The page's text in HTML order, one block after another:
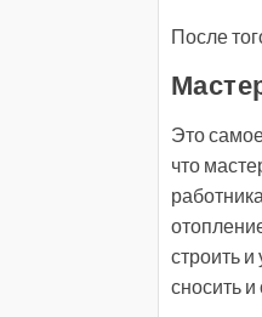
После
Это
что
строить
сносить и